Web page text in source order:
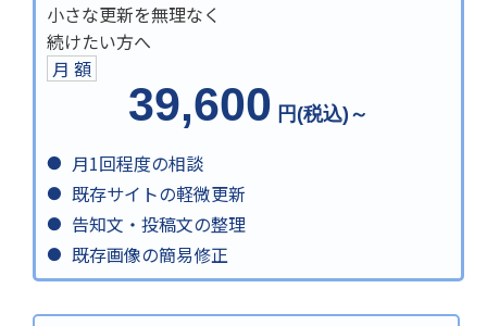
小さな更新を無理なく
続けたい方へ
月 額
39,600 円(税込)～
月1回程度の相談
既存サイトの軽微更新
告知文・投稿文の整理
既存画像の簡易修正